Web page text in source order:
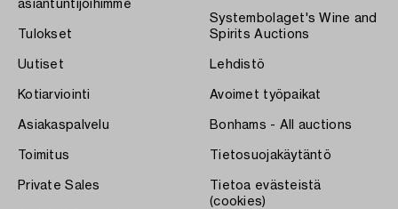
asiantuntijoihimme
Tulokset
Uutiset
Kotiarviointi
Asiakaspalvelu
Toimitus
Private Sales
Systembolaget's Wine and
Spirits Auctions
Lehdistö
Avoimet työpaikat
Bonhams - All auctions
Tietosuojakäytäntö
Tietoa evästeistä
(cookies)